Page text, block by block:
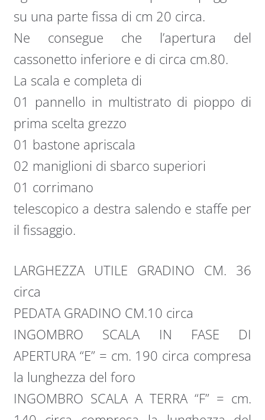
su una parte fissa di cm 20 circa.
Ne consegue che l’apertura del
cassonetto inferiore e di circa cm.80.
La scala e completa di
01 pannello in multistrato di pioppo di
prima scelta grezzo
01 bastone apriscala
02 maniglioni di sbarco superiori
01 corrimano
telescopico a destra salendo e staffe per
il fissaggio.
LARGHEZZA UTILE GRADINO CM. 36
circa
PEDATA GRADINO CM.10 circa
INGOMBRO SCALA IN FASE DI
APERTURA “E” = cm. 190 circa compresa
la lunghezza del foro
INGOMBRO SCALA A TERRA “F” = cm.